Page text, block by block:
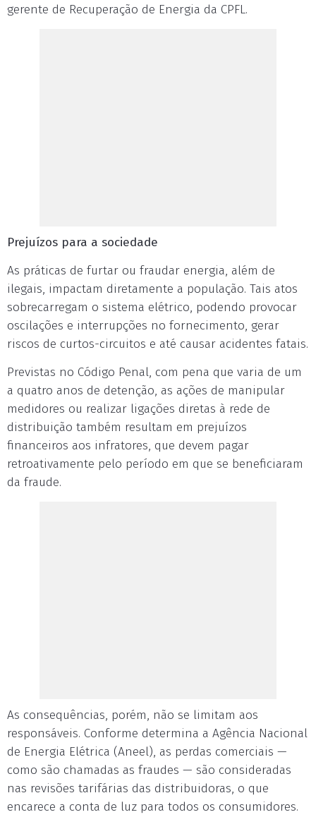
gerente de Recuperação de Energia da CPFL.
Prejuízos para a sociedade
As práticas de furtar ou fraudar energia, além de
ilegais, impactam diretamente a população. Tais atos
sobrecarregam o sistema elétrico, podendo provocar
oscilações e interrupções no fornecimento, gerar
riscos de curtos-circuitos e até causar acidentes fatais.
Previstas no Código Penal, com pena que varia de um
a quatro anos de detenção, as ações de manipular
medidores ou realizar ligações diretas à rede de
distribuição também resultam em prejuízos
financeiros aos infratores, que devem pagar
retroativamente pelo período em que se beneficiaram
da fraude.
As consequências, porém, não se limitam aos
responsáveis. Conforme determina a Agência Nacional
de Energia Elétrica (Aneel), as perdas comerciais —
como são chamadas as fraudes — são consideradas
nas revisões tarifárias das distribuidoras, o que
encarece a conta de luz para todos os consumidores.